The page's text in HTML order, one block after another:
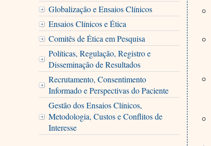
Globalização e Ensaios Clínicos
Ensaios Clínicos e Ética
Comitês de Ética em Pesquisa
Políticas, Regulação, Registro e
Disseminação de Resultados
Recrutamento, Consentimento
Informado e Perspectivas do Paciente
Gestão dos Ensaios Clínicos,
Metodologia, Custos e Conflitos de
Interesse